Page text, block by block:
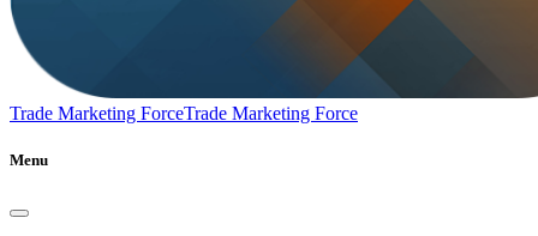
Trade Marketing ForceTrade Marketing Force
Menu